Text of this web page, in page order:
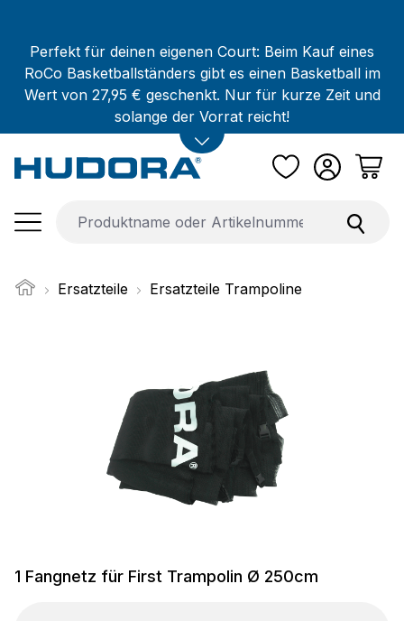
Perfekt für deinen eigenen Court: Beim Kauf eines
RoCo Basketballständers gibt es einen Basketball im
Wert von 27,95 € geschenkt. Nur für kurze Zeit und
solange der Vorrat reicht!
Ersatzteile Ersatzteile Trampoline
1 Fangnetz für First Trampolin Ø 250cm